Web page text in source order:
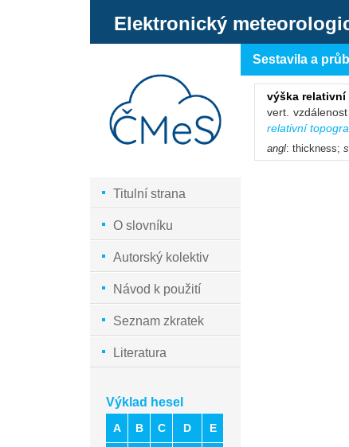
Elektronický
Titulní strana
O slovníku
Autorský kolektiv
Návod k použití
Seznam zkratek
Literatura
Výklad hesel
A B C D E
Sestavila a
výška relativní
vert.
relativní
angl: thickness;